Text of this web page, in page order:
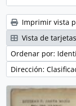
Imprimir vista
Vista de tarjetas
Ordenar por:
Dirección: